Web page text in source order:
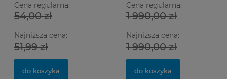
Cena regularna:
54,00 zł
Najniższa cena:
51,99 zł
do koszyka
Cena regularna:
1 990,00 zł
Najniższa cena:
1 990,00 zł
do koszyka